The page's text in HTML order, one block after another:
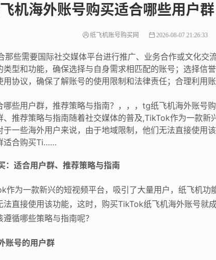
机海外账号购买适合哪些用户群
纸飞机账号购买网 2026-08-07 21:26:33
那些需要国际社交媒体平台进行推广、业务合作或文化交
型和功能，确保选择与自身需求相匹配的账号；选择信
协议，确保了解账号的使用限制和法律责任；合理利用
些用户群，推荐策略与指南？，，，tg纸飞机海外账号
推荐策略与指南随着社交媒体的普及,TikTok作为一款
于一些海外用户来说，由于地域限制，他们无法直接使用
适合购买Ti……
：适合用户群、推荐策略与指南
作为一款新兴的短视频平台，吸引了大量用户，纸飞机
直接使用该功能，这时，购买TikTok纸飞机海外账号就
循哪些策略与指南呢？
账号的用户群